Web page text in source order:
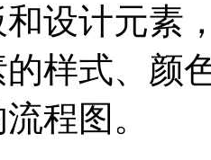
和设计元素
样式、颜
程图。